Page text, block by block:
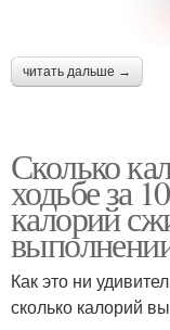
читать дальше →
Сколько
ходьбе за
калорий
Как это ни
сколько калорий